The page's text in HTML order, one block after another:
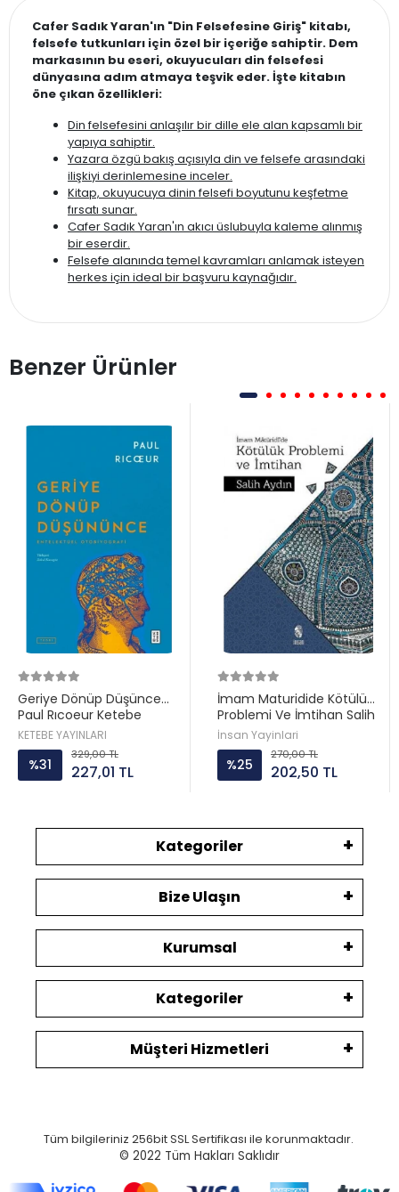
Cafer Sadık Yaran'ın "Din Felsefesine Giriş" kitabı,
felsefe tutkunları için özel bir içeriğe sahiptir. Dem
markasının bu eseri, okuyucuları din felsefesi
dünyasına adım atmaya teşvik eder. İşte kitabın
öne çıkan özellikleri:
Din felsefesini anlaşılır bir dille ele alan kapsamlı bir
yapıya sahiptir.
Yazara özgü bakış açısıyla din ve felsefe arasındaki
ilişkiyi derinlemesine inceler.
Kitap, okuyucuya dinin felsefi boyutunu keşfetme
fırsatı sunar.
Cafer Sadık Yaran'ın akıcı üslubuyla kaleme alınmış
bir eserdir.
Felsefe alanında temel kavramları anlamak isteyen
herkes için ideal bir başvuru kaynağıdır.
Benzer Ürünler
Geriye Dönüp Düşünce
Paul Rıcoeur Ketebe
KETEBE YAYINLARI
%31
329,00 TL
227,01 TL
İmam Maturidide Kötülük
Problemi Ve İmtihan Salih
Aydın İnsan
İnsan Yayinlari
%25
270,00 TL
202,50 TL
Kategoriler
Bize Ulaşın
Kurumsal
Kategoriler
Müşteri Hizmetleri
Tüm bilgileriniz 256bit SSL Sertifikası ile korunmaktadır.
© 2022 Tüm Hakları Saklıdır